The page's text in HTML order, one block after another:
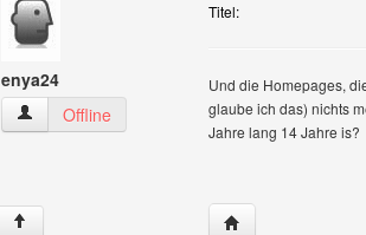
enya24
enya24 Benutzer-Profile anzeigen
Offline
Titel:
Und die Homepages,
glaube ich das) nichts
Jahre lang 14 Jahre is?
↑ Website dieses